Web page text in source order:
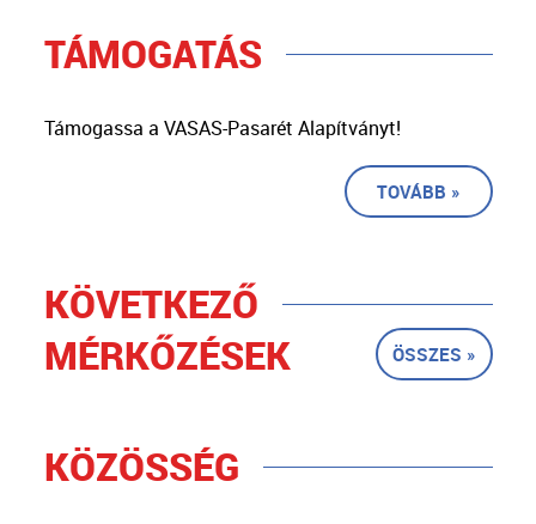
TÁMOGATÁS
Támogassa a VASAS-Pasarét Alapítványt!
TOVÁBB »
KÖVETKEZŐ
MÉRKŐZÉSEK
ÖSSZES »
KÖZÖSSÉG